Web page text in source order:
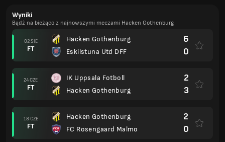
Wyniki
Bądź na bieżąco z najnowszymi meczami Hacken Gothenburg
02 SIE
FT
Hacken Gothenburg
Eskilstuna Utd DFF
6
0
24 CZE
FT
IK Uppsala Fotboll
Hacken Gothenburg
2
3
18 CZE
FT
Hacken Gothenburg
FC Rosengaard Malmo
2
0